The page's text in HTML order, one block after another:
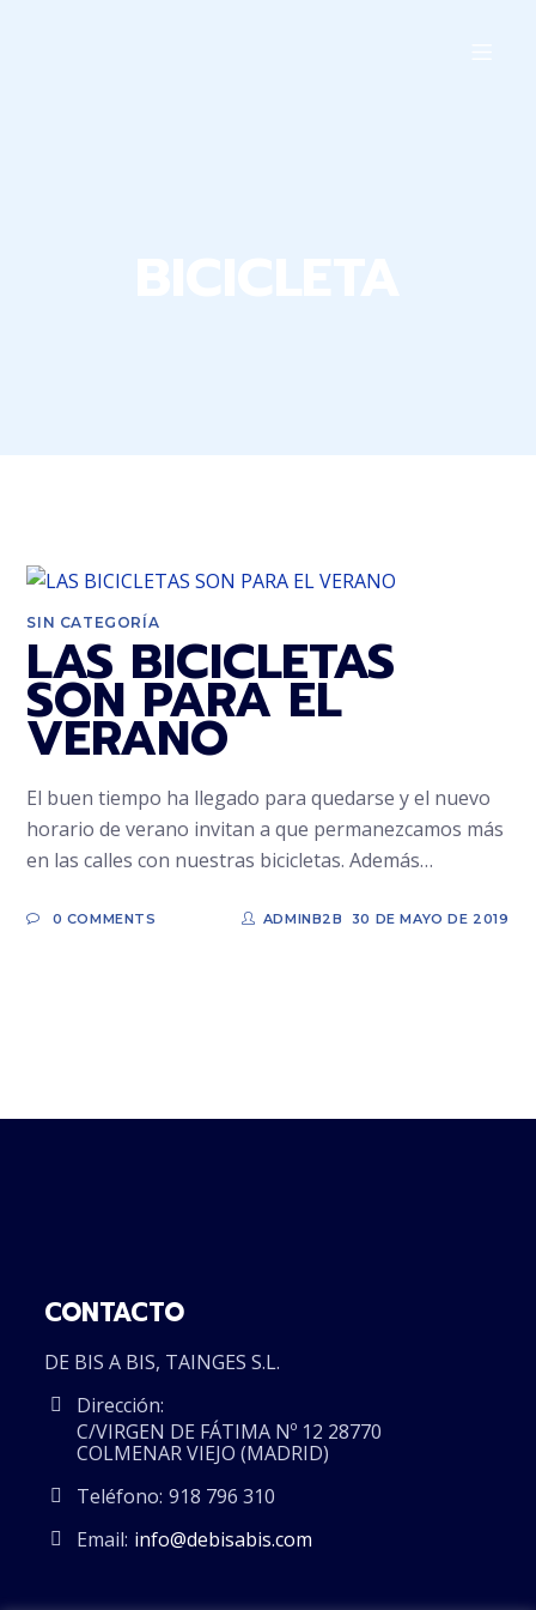
SIN CATEGORÍA
LAS BICICLETAS
SON PARA EL
VERANO
El buen tiempo ha llegado para quedarse y el nuevo
horario de verano invitan a que permanezcamos más
en las calles con nuestras bicicletas. Además…
0 COMMENTS 30 DE MAYO DE 2019
ADMINB2B
CONTACTO
DE BIS A BIS, TAINGES S.L.
Dirección:
C/VIRGEN DE FÁTIMA Nº 12 28770
COLMENAR VIEJO (MADRID)
Teléfono: 918 796 310
Email: info@debisabis.com